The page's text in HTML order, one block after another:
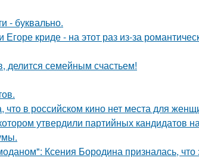
- буквально.
криде - на этот раз из-за
делится семейным счастьем!
в российском кино нет места для
утвердили партийных кандидатов
Ксения Бородина призналась, что